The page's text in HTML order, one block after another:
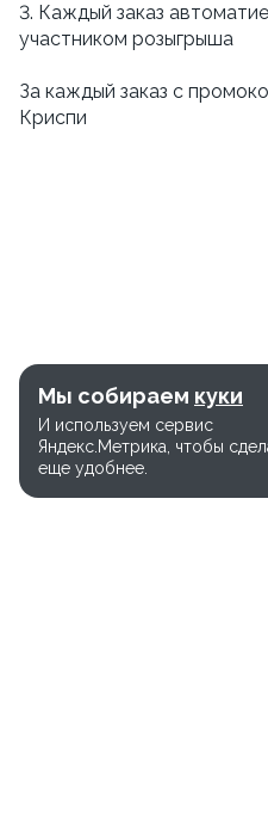
3. Каждый заказ
участником розыгрыша
За каждый заказ с
Криспи
Мы собираем куки
И используем сервис
Яндекс.Метрика, чтобы
еще удобнее.